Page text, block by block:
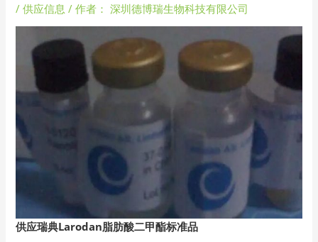
/供应信息 / 作者： 深圳德博瑞生物科技有限公司
供应瑞典Larodan脂肪酸二甲酯标准品